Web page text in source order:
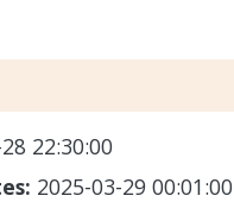
22:30:00
2025-03-29 00:01:00